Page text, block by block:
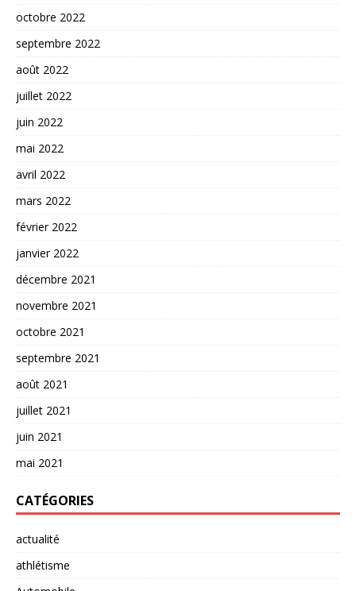
octobre 2022
septembre 2022
août 2022
juillet 2022
juin 2022
mai 2022
avril 2022
mars 2022
février 2022
janvier 2022
décembre 2021
novembre 2021
octobre 2021
septembre 2021
août 2021
juillet 2021
juin 2021
mai 2021
CATÉGORIES
actualité
athlétisme